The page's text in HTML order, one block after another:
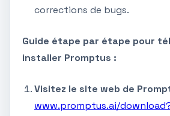
corrections de bugs.
Guide étape par étape pour
installer Promptus :
Visitez le site web de
www.promptus.ai/